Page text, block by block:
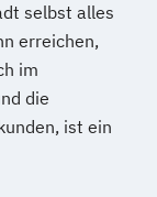
selbst alles
erreichen,
im
die
ist ein